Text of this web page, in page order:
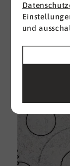
und